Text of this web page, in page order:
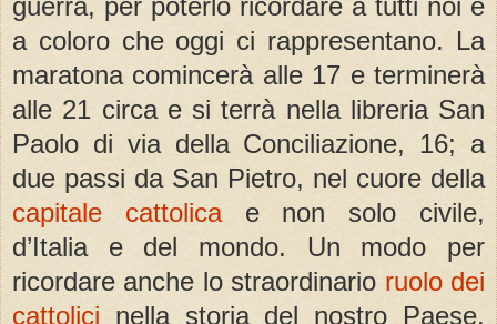
a coloro che oggi ci rappresentano. La
maratona comincerà alle 17 e terminerà
alle 21 circa e si terrà nella libreria San
Paolo di via della Conciliazione, 16; a
due passi da San Pietro, nel cuore della
capitale cattolicae non solo civile,
d’Italia e del mondo. Un modo per
ricordare anche lo straordinario ruolo dei
cattolici nella storia del nostro Paese.